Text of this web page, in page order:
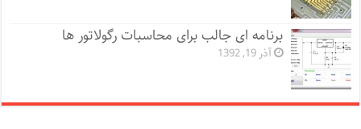
برنامه ای جالب برای محاسبات رگولاتور ها
آذر 19, 1392